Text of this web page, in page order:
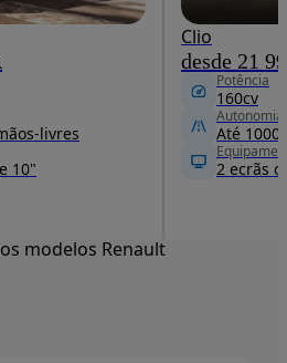
livres
10"
Clio
desde 21
Potência
160cv
Até
modelos Renault